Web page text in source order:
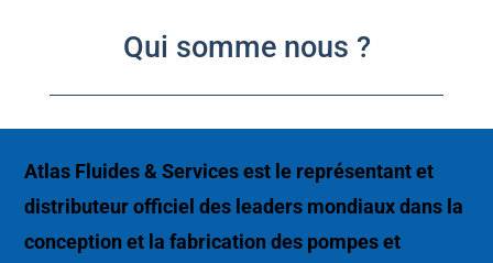
Qui somme nous ?
Atlas Fluides & Services est le représentant et
distributeur officiel des leaders mondiaux dans la
conception et la fabrication des pompes et